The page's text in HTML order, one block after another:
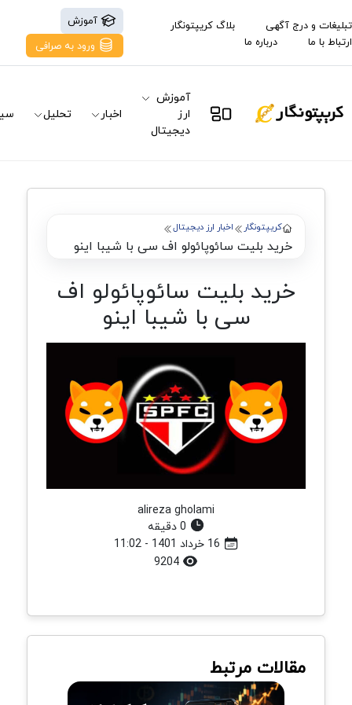
تبلیغات و درج آگهی
بلاگ کریپتونگار
ارتباط با ما
درباره ما
آموزش
ورود به صرافی
آموزش
ارز
دیجیتال
اخبار تحلیل
کریپتونگار اخبار ارز دیجیتال
خرید بلیت سائوپائولو اف سی با شیبا اینو
خرید بلیت سائوپائولو اف
سی با شیبا اینو
alireza gholami
مقالات مرتبط